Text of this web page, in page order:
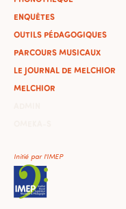
ENQUÊTES
OUTILS PÉDAGOGIQUES
PARCOURS MUSICAUX
LE JOURNAL DE MELCHIOR
MELCHIOR
Initié par l'IMEP